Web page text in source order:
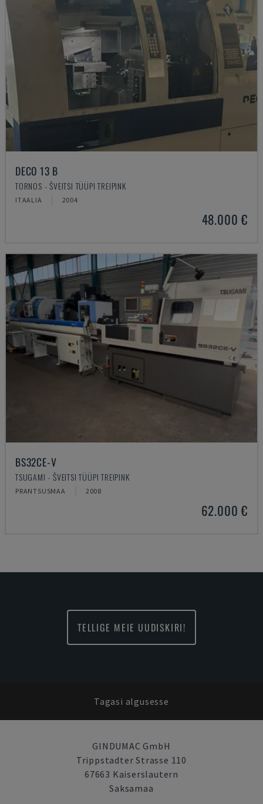
DECO 13 B
TORNOS - ŠVEITSI TÜÜPI TREIPINK
ITAALIA 2004
48.000 €
BS32CE-V
TSUGAMI - ŠVEITSI TÜÜPI TREIPINK
PRANTSUSMAA 2008
62.000 €
TELLIGE MEIE UUDISKIRI!
Tagasi algusesse
GINDUMAC GmbH
Trippstadter Strasse 110
67663 Kaiserslautern
Saksamaa